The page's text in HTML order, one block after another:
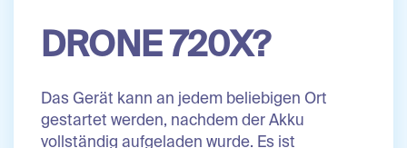
DRONE 720X?
Das Gerät kann an jedem beliebigen Ort
gestartet werden, nachdem der Akku
vollständig aufgeladen wurde. Es ist